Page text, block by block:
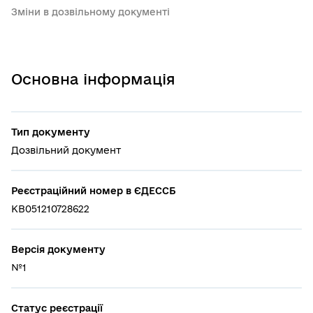
Основна інформація
Тип документу
Дозвільний документ
Реєстраційний номер в ЄДЕССБ
КВ051210728622
Версія документу
№1
Статус реєстрації
Зміни в дозвільному документі